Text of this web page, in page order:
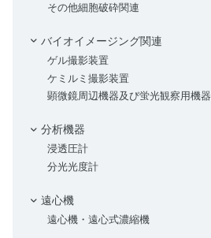
その他細胞破砕関連
バイオイメージング関連
ゲル撮影装置
ケミルミ撮影装置
顕微鏡周辺機器及び蛍光観察用機器
分析機器
浸透圧計
分光光度計
遠心機
遠心機・遠心式濃縮機